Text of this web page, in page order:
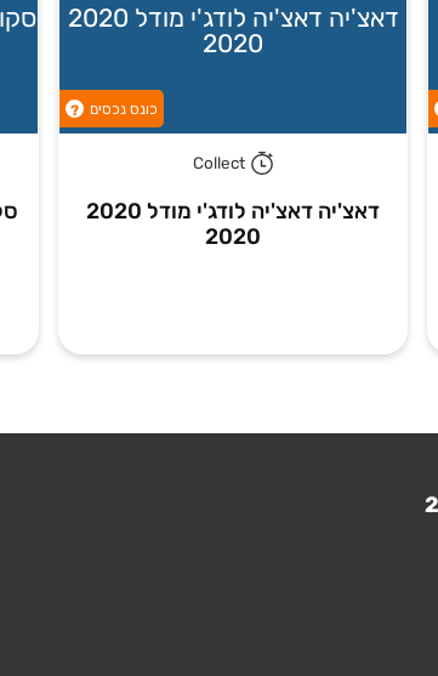
דאצ'יה דאצ'יה לודג'י מודל 2020
2020
כונס נכסים ?
Collect
דאצ'יה דאצ'יה לודג'י מודל 2020
2020